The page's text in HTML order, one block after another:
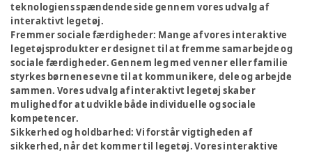
teknologiens spændende side gennem vores udvalg af
interaktivt legetøj.
Fremmer sociale færdigheder: Mange af vores interaktive
legetøjsprodukter er designet til at fremme samarbejde og
sociale færdigheder. Gennem leg med venner eller familie
styrkes børnenes evne til at kommunikere, dele og arbejde
sammen. Vores udvalg af interaktivt legetøj skaber
mulighed for at udvikle både individuelle og sociale
kompetencer.
Sikkerhed og holdbarhed: Vi forstår vigtigheden af
sikkerhed, når det kommer til legetøj. Vores interaktive